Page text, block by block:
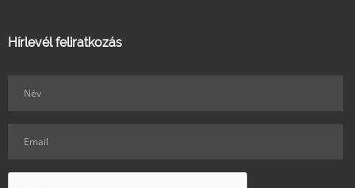
Hírlevél feliratkozás